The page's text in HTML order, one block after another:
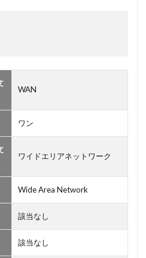
WAN
ワン
ワイドエリアネットワーク
Wide Area Network
該当なし
該当なし